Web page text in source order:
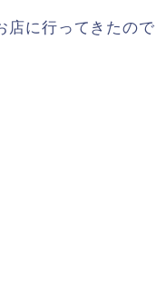
店に行ってきたので